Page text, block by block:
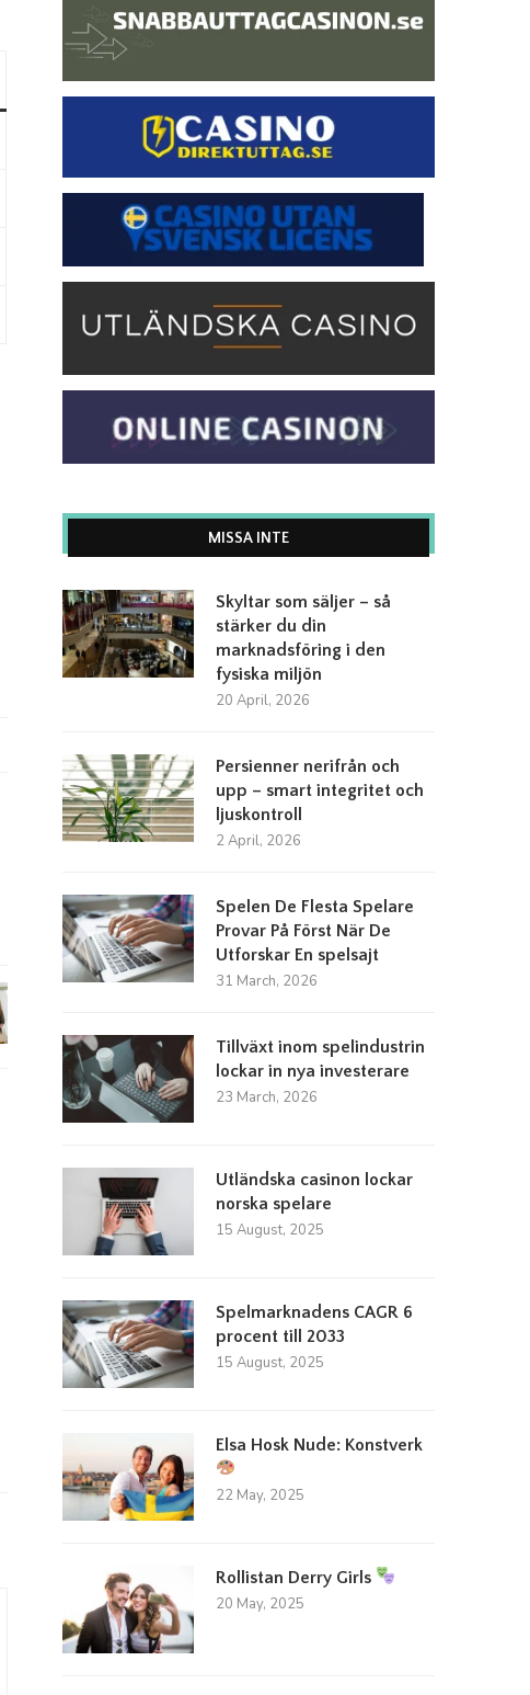
Tillväxt inom spelindustrin lockar in
nya investerare
MISSA INTE
Skyltar som säljer – så
stärker du din
marknadsföring i den
fysiska miljön
20 April, 2026
Persienner nerifrån och
upp – smart integritet och
ljuskontroll
2 April, 2026
Spelen De Flesta Spelare
Provar På Först När De
Utforskar En spelsajt
31 March, 2026
Tillväxt inom spelindustrin
lockar in nya investerare
23 March, 2026
Utländska casinon lockar
norska spelare
15 August, 2025
Spelmarknadens CAGR 6
procent till 2033
15 August, 2025
Elsa Hosk Nude: Konstverk
22 May, 2025
Rollistan Derry Girls
20 May, 2025